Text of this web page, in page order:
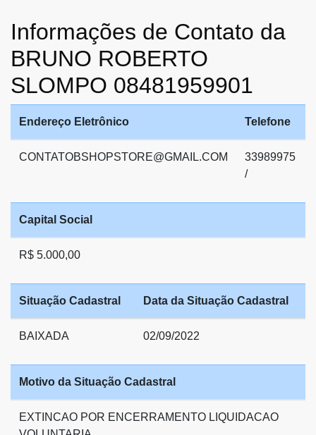
Informações de Contato da
BRUNO ROBERTO
SLOMPO 08481959901
Endereço Eletrônico Telefone
CONTATOBSHOPSTORE@GMAIL.COM
33989975
/
Capital Social
R$ 5.000,00
Situação Cadastral Data da Situação Cadastral
BAIXADA 02/09/2022
Motivo da Situação Cadastral
EXTINCAO POR ENCERRAMENTO LIQUIDACAO